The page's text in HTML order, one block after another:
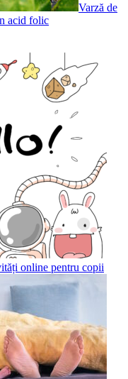
Varză de
acid folic
online pentru copii